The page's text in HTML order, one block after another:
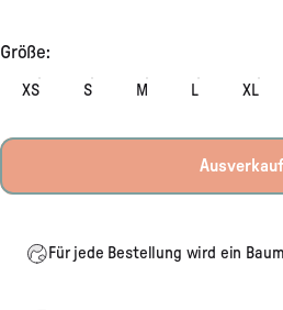
Größe
Größe:
XS S M L XL
Für jede Bestellung wird ein